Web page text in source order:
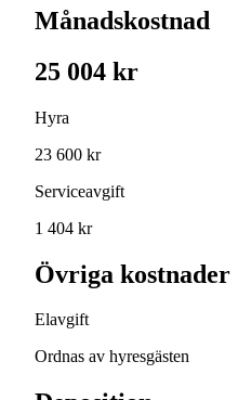
Månadskostnad
25 004 kr
Hyra
23 600 kr
Serviceavgift
1 404 kr
Övriga kostnader
Elavgift
Ordnas av hyresgästen